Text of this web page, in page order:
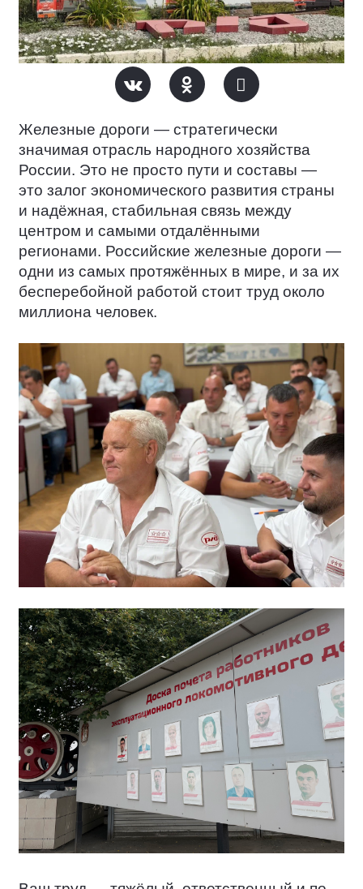
Железные дороги — стратегически
значимая отрасль народного хозяйства
России. Это не просто пути и составы —
это залог экономического развития страны
и надёжная, стабильная связь между
центром и самыми отдалёнными
регионами. Российские железные дороги —
одни из самых протяжённых в мире, и за их
бесперебойной работой стоит труд около
миллиона человек.